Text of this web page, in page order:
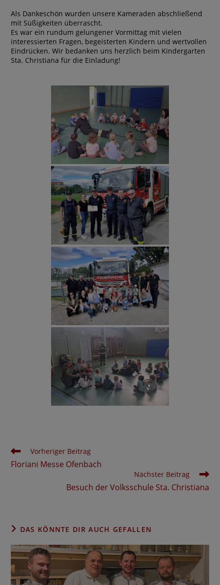
Als Dankeschön wurden unsere Kameraden abschließend
mit Süßigkeiten überrascht.
Es war ein rundum gelungener Vormittag mit vielen
interessierten Fragen, begeisterten Kindern und wertvollen
Eindrücken. Wir bedanken uns herzlich beim Kindergarten
Sta. Christiana für die Einladung!
Weitere
Artikel
ansehen
Vorheriger Beitrag
Floriani Messe Ofenbach
Nächster Beitrag
Besuch der Volksschule Sta. Christiana
DAS KÖNNTE DIR AUCH GEFALLEN